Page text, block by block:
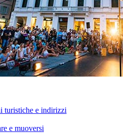
turistiche e indirizzi
e muoversi